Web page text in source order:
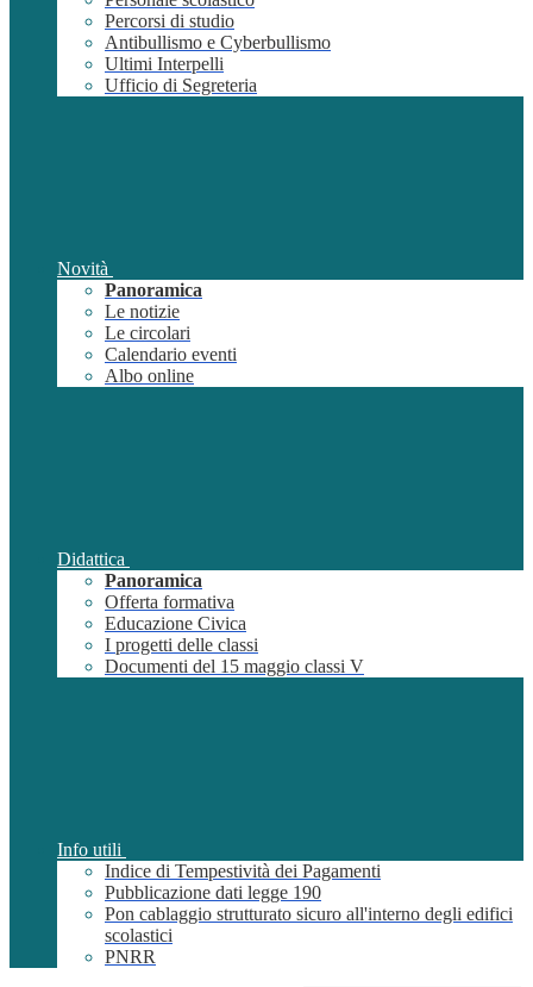
Percorsi di studio
Antibullismo e Cyberbullismo
Ultimi Interpelli
Ufficio di Segreteria
Novità
Panoramica
Le notizie
Le circolari
Calendario eventi
Albo online
Didattica
Panoramica
Offerta formativa
Educazione Civica
I progetti delle classi
Documenti del 15 maggio classi V
Info utili
Indice di Tempestività dei Pagamenti
Pubblicazione dati legge 190
Pon cablaggio strutturato sicuro all'interno degli edifici
scolastici
PNRR